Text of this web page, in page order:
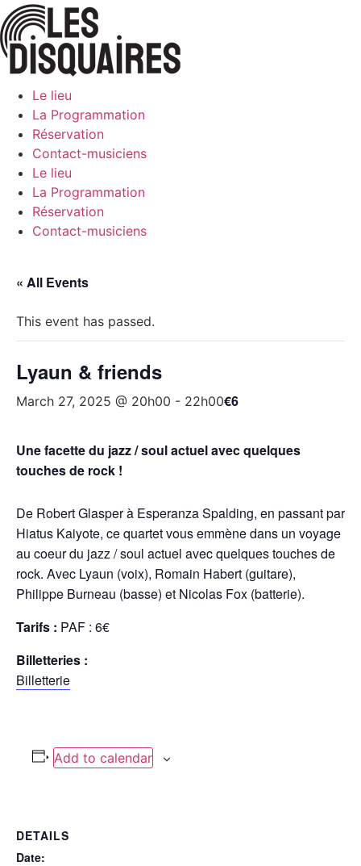
Skip
to
content
Le lieu
La Programmation
Réservation
Contact-musiciens
Le lieu
La Programmation
Réservation
Contact-musiciens
« All Events
This event has passed.
Lyaun & friends
March 27, 2025 @ 20h00 - 22h00€6
Une facette du jazz / soul actuel avec quelques
touches de rock !
De Robert Glasper à Esperanza Spalding, en passant par
Hiatus Kaiyote, ce quartet vous emmène dans un voyage
au coeur du jazz / soul actuel avec quelques touches de
rock. Avec Lyaun (voix), Romain Habert (guitare),
Philippe Burneau (basse) et Nicolas Fox (batterie).
Tarifs : PAF : 6€
Billetteries :
Billetterie
Add to calendar
DETAILS
Date: